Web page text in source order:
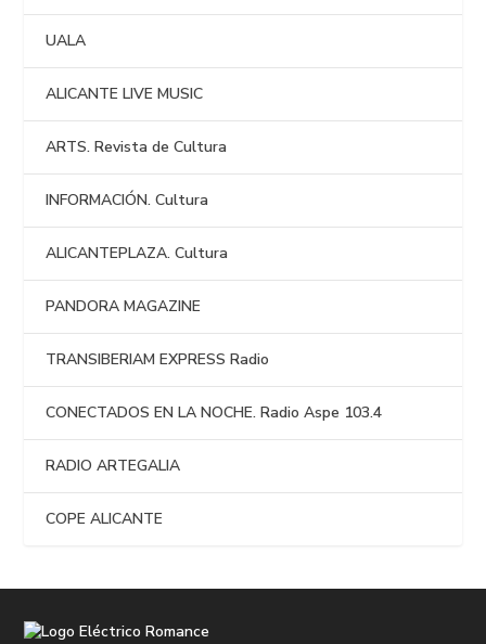
UALA
ALICANTE LIVE MUSIC
ARTS. Revista de Cultura
INFORMACIÓN. Cultura
ALICANTEPLAZA. Cultura
PANDORA MAGAZINE
TRANSIBERIAM EXPRESS Radio
CONECTADOS EN LA NOCHE. Radio Aspe 103.4
RADIO ARTEGALIA
COPE ALICANTE